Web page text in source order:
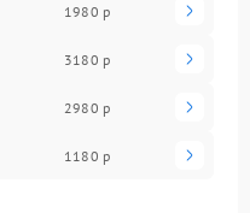
1980 р
3180 р
2980 р
1180 р